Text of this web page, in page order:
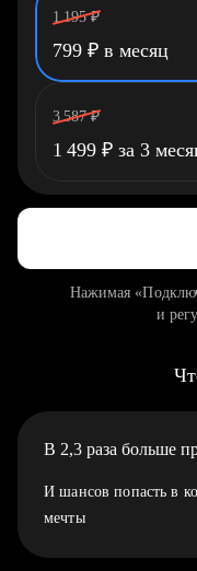
1 195 ₽
799 ₽ в месяц
3 587 ₽
1 499 ₽ за 3
Нажимая
и
В 2,3 раза больше
И шансов попасть в
мечты